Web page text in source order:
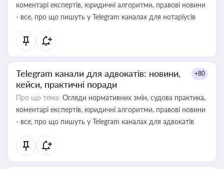
коментарі експертів, юридичні алгоритми, правові новини
- все, про що пишуть у Telegram каналах для нотаріусів
Telegram канали для адвокатів: новини,
кейси, практичні поради
+80
Про що тема: Огляди нормативних змін, судова практика,
коментарі експертів, юридичні алгоритми, правові новини
- все, про що пишуть у Telegram каналах для адвокатів